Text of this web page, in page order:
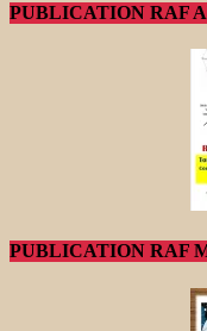
PUBLICATION RAF
PUBLICATION RAF